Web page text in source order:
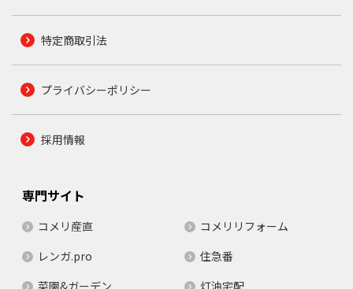
特定商取引法
プライバシーポリシー
採用情報
専門サイト
コメリ産直
コメリリフォーム
レンガ.pro
住急番